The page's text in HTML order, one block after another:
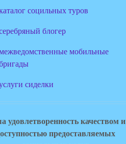
социльных туров
блогер
мобильные
сиделки
удовлетворенность качеством и
предоставляемых